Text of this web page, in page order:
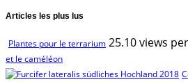
Articles les plus lus
Plantes pour le terrarium 25.10 views
et le caméléon